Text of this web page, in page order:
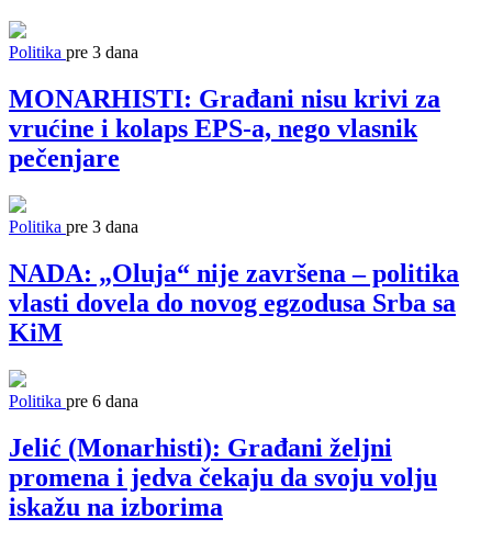
Politika pre 3 dana
MONARHISTI: Građani nisu krivi za
vrućine i kolaps EPS-a, nego vlasnik
pečenjare
Politika pre 3 dana
NADA: „Oluja“ nije završena – politika
vlasti dovela do novog egzodusa Srba sa
KiM
Politika pre 6 dana
Jelić (Monarhisti): Građani željni
promena i jedva čekaju da svoju volju
iskažu na izborima